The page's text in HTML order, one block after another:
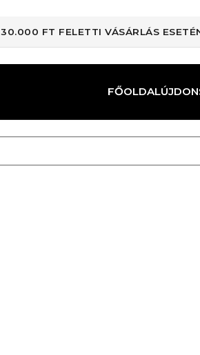
30.000 FT FELETTI VÁSÁRLÁS
FŐOLDAL